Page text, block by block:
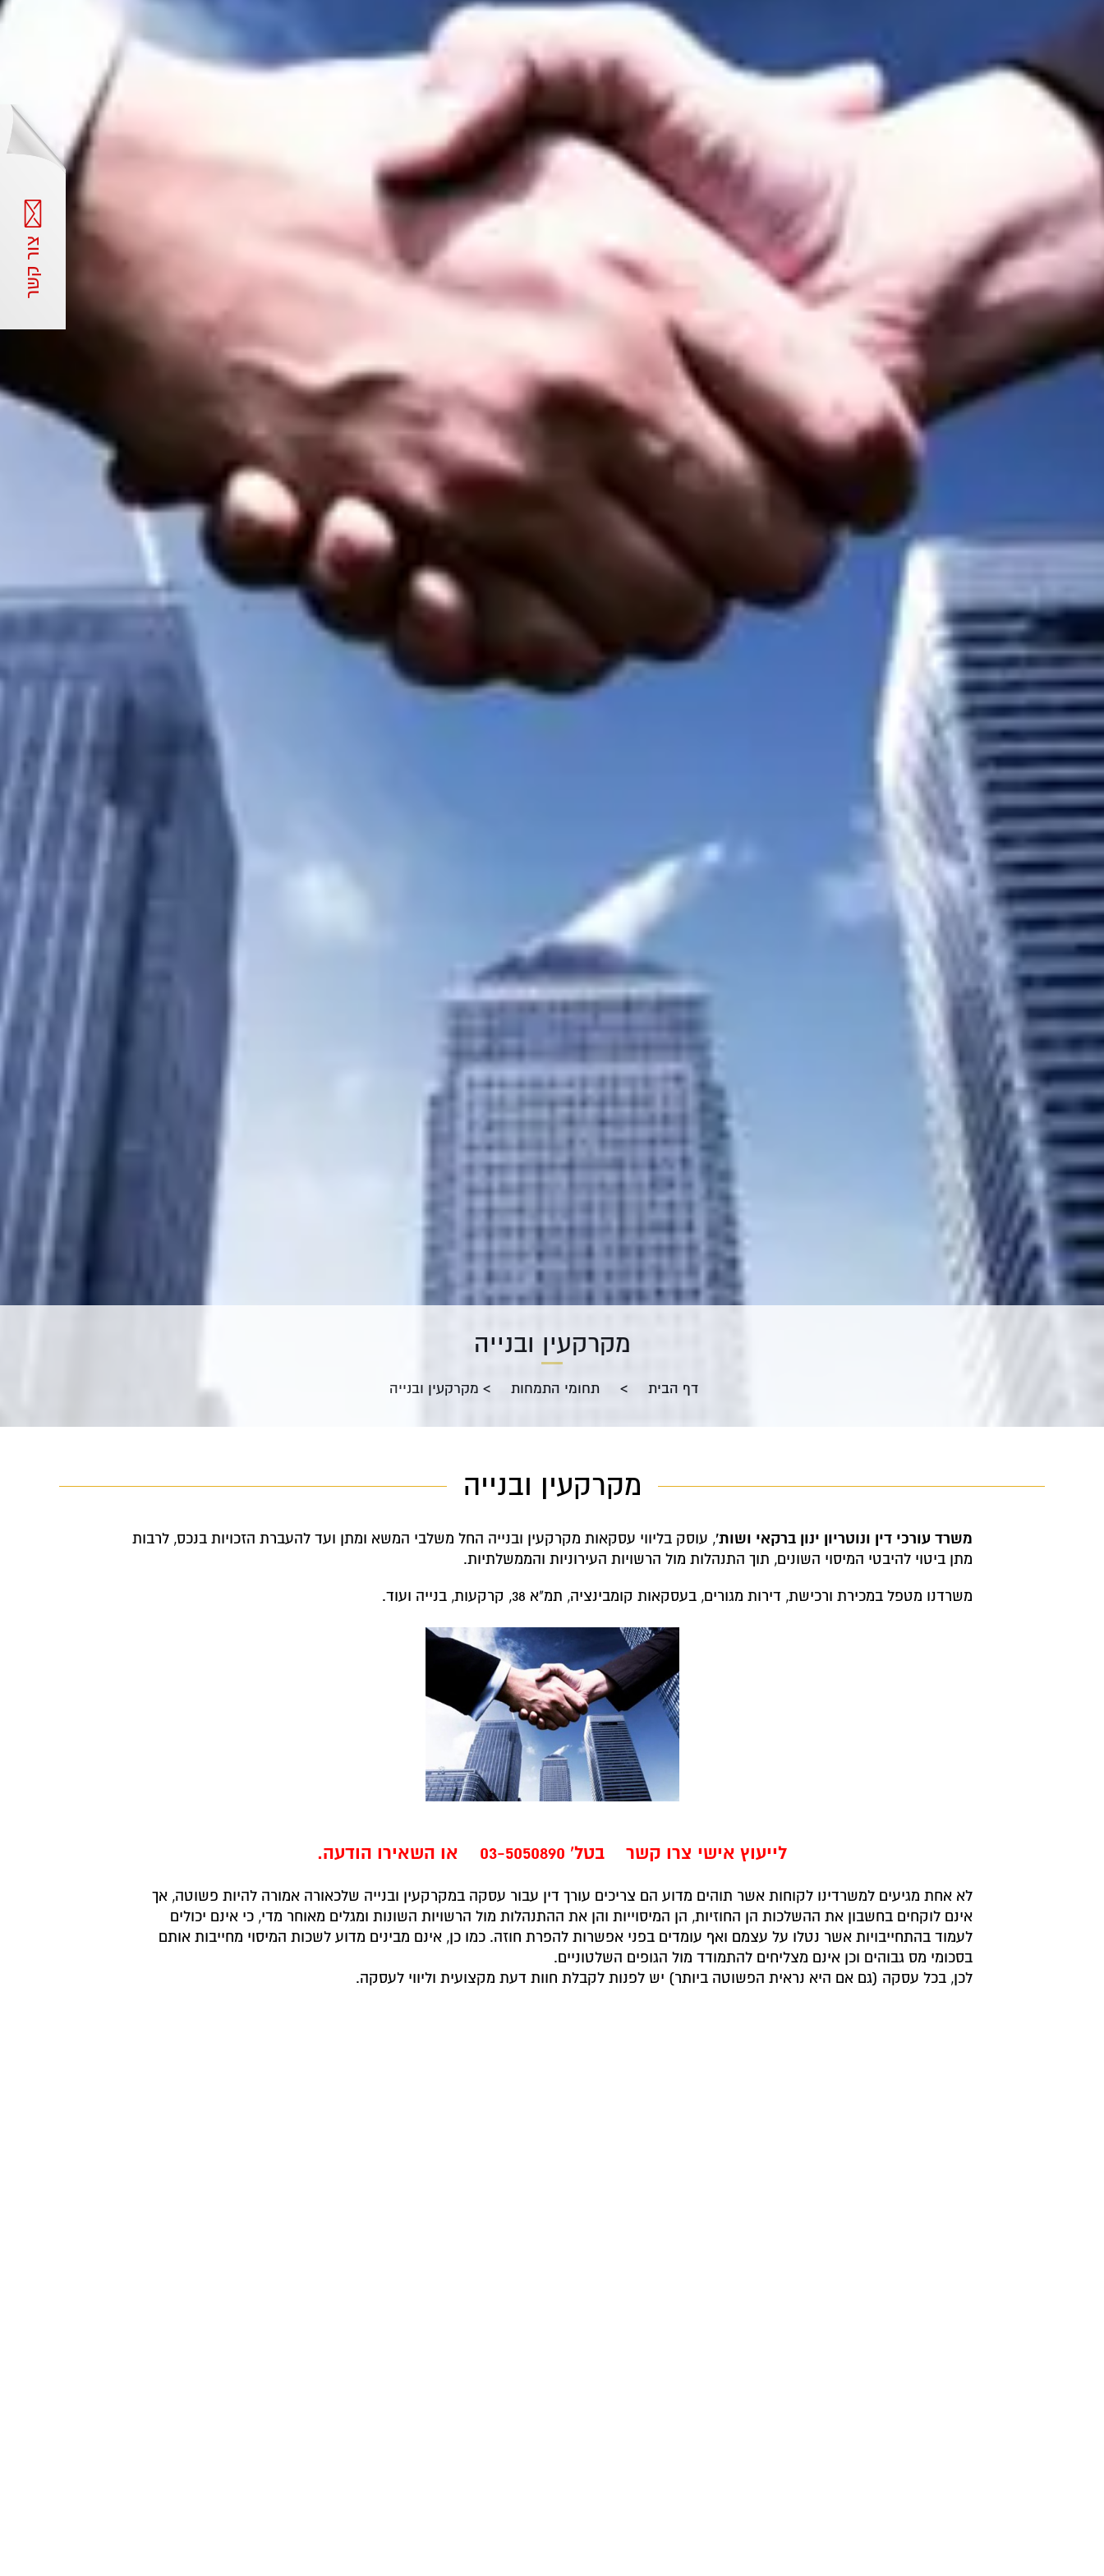
מקרקעין ובנייה
דף הבית > תחומי התמחות > מקרקעין ובנייה
מקרקעין ובנייה
משרד עורכי דין ונוטריון ינון ברקאי ושות', עוסק בליווי עסקאות מקרקעין ובנייה החל משלבי המשא ומתן ועד להעברת הזכויות בנכס, לרבות
מתן ביטוי להיבטי המיסוי השונים, תוך התנהלות מול הרשויות העירוניות והממשלתיות.
משרדנו מטפל במכירת ורכישת, דירות מגורים, בעסקאות קומבינציה, תמ"א 38, קרקעות, בנייה ועוד.
לייעוץ אישי צרו קשר בטל' 03-5050890 או השאירו הודעה.
לא אחת מגיעים למשרדינו לקוחות אשר תוהים מדוע הם צריכים עורך דין עבור עסקה במקרקעין ובנייה שלכאורה אמורה להיות פשוטה, אך
אינם לוקחים בחשבון את ההשלכות הן החוזיות, הן המיסוייות והן את ההתנהלות מול הרשויות השונות ומגלים מאוחר מדי, כי אינם יכולים
לעמוד בהתחייבויות אשר נטלו על עצמם ואף עומדים בפני אפשרות להפרת חוזה. כמו כן, אינם מבינים מדוע לשכות המיסוי מחייבות אותם
בסכומי מס גבוהים וכן אינם מצליחים להתמודד מול הגופים השלטוניים.
לכן, בכל עסקה (גם אם היא נראית הפשוטה ביותר) יש לפנות לקבלת חוות דעת מקצועית וליווי לעסקה.
צור קשר